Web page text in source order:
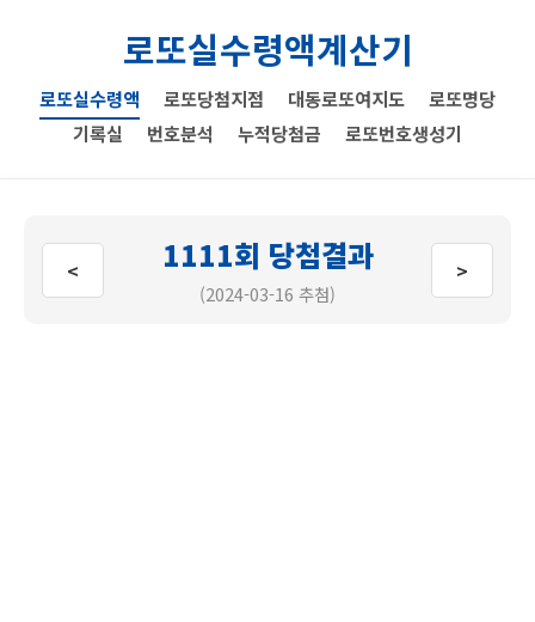
로또실수령액계산기
로또실수령액 로또당첨지점 대동로또여지도
로또명당
기록실
번호분석 누적당첨금 로또번호생성기
< 1111회 당첨결과
(2024-03-16 추첨)
>